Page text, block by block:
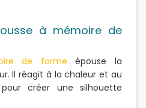
à mémoire de
de forme épouse la
Il réagit à la chaleur et au
créer une silhouette